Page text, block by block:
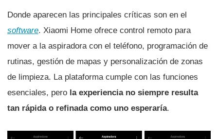
Donde aparecen las principales críticas son en el
software. Xiaomi Home ofrece control remoto para
mover a la aspiradora con el teléfono, programación de
rutinas, gestión de mapas y personalización de zonas
de limpieza. La plataforma cumple con las funciones
esenciales, pero la experiencia no siempre resulta
tan rápida o refinada como uno esperaría.